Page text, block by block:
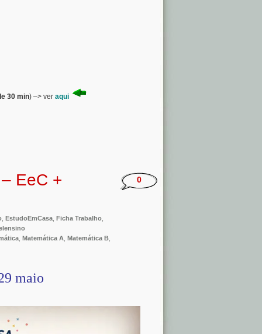
30 min) –> ver aqui
EeC +
EstudoEmCasa Ficha Trabalho
Matemática A Matemática B
0
maio